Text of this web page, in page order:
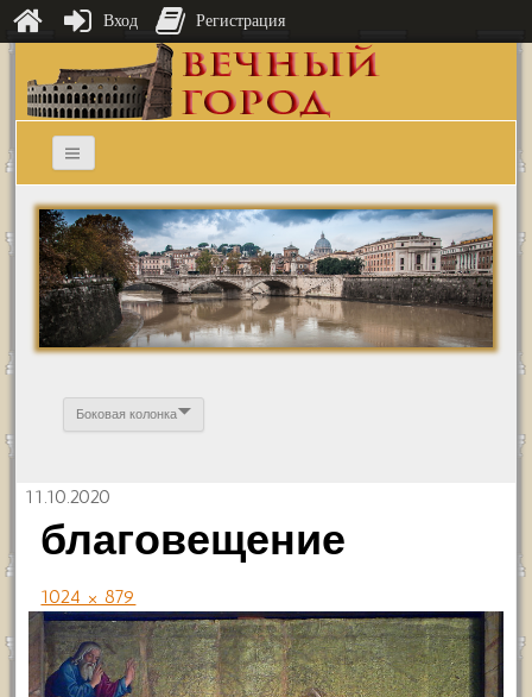
Боковая колонка
11.10.2020
благовещение
1024 × 879
Вход Регистрация